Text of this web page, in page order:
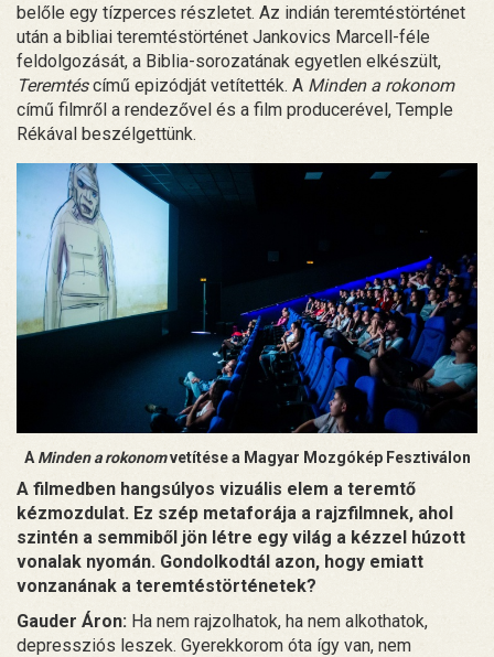
belőle egy tízperces részletet. Az indián teremtéstörténet
után a bibliai teremtéstörténet Jankovics Marcell-féle
feldolgozását, a Biblia-sorozatának egyetlen elkészült,
Teremtéscímű epizódját vetítették. A Minden a rokonom
című filmről a rendezővel és a film producerével, Temple
Rékával beszélgettünk.
A Minden a rokonomvetítése a Magyar Mozgókép Fesztiválon
A filmedben hangsúlyos vizuális elem a teremtő
kézmozdulat. Ez szép metaforája a rajzfilmnek, ahol
szintén a semmiből jön létre egy világ a kézzel húzott
vonalak nyomán. Gondolkodtál azon, hogy emiatt
vonzanának a teremtéstörténetek?
Gauder Áron: Ha nem rajzolhatok, ha nem alkothatok,
depressziós leszek. Gyerekkorom óta így van, nem